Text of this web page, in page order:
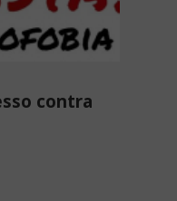
contra